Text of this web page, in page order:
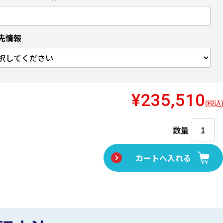
情報
¥235,510(税込)
数量